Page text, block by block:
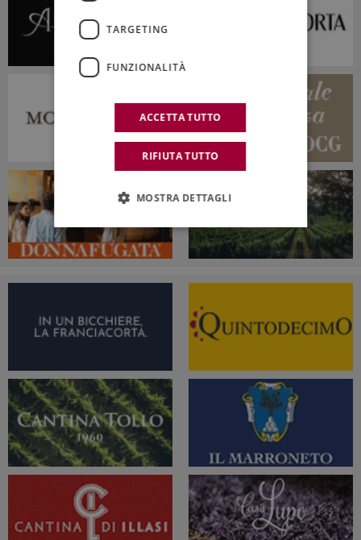
TARGETING
FUNZIONALITÀ
ACCETTA TUTTO
RIFIUTA TUTTO
MOSTRA DETTAGLI